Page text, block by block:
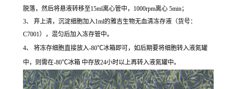
脱落，然后将悬液转移至15ml离心管中，1000rpm离心 5min；
3、 弃上清，沉淀细胞加入1ml的雅吉生物无血清冻存液（货号：
C7001），混匀后加入冻存管中。
4、 将冻存细胞直接放入-80℃冰箱即可，如后期要将细胞转入液氮罐
中，则需在-80℃冰箱 中存放24小时以上再转入液氮罐中。